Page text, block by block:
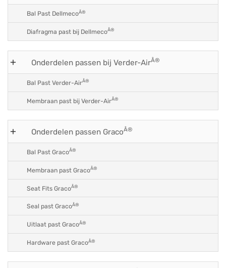
Bal Past DellmecoÂ®
Diafragma past bij DellmecoÂ®
Onderdelen passen bij Verder-AirÂ®
Bal Past Verder-AirÂ®
Membraan past bij Verder-AirÂ®
Onderdelen passen GracoÂ®
Bal Past GracoÂ®
Membraan past GracoÂ®
Seat Fits GracoÂ®
Seal past GracoÂ®
Uitlaat past GracoÂ®
Hardware past GracoÂ®